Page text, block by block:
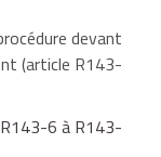
devant
(article R143-
6 à R143-